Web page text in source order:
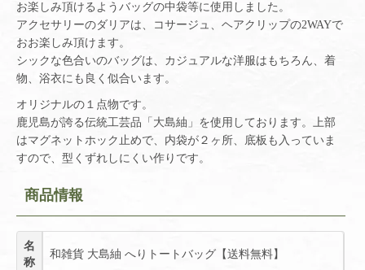
お楽しみ頂けるようバッグの中袋等に使用しました。
アクセサリーのダリアは、コサージュ、ヘアクリップの2WAYで
おお楽しみ頂けます。
シックな色合いのバッグは、カジュアルな洋服はもちろん、着
物、浴衣にも良く似合います。
オリジナルの１点物です。
鹿児島が誇る伝統工芸品「大島紬」を使用しております。上部
はマグネットホック止めで、内袋が２ヶ所、底板も入っていま
すので、型くずれしにくい作りです。
商品情報
名
称
和雑貨 大島紬 へりトートバッグ【送料無料】